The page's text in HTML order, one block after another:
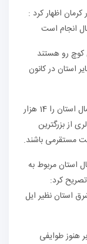
اظهار کرد :
انجام است
کوچ رو هستند
استان در کانون
مدیر کل امور عشایر استان کرمان شمار عشایر شمال استان را 14 هزار
از بزرگترین
مستقرمی باشند.
استان مربوط به
کرد:
استان نظیر ایل
هنوز طوایفی